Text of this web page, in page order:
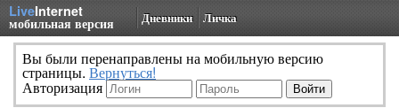
LiveInternet
мобильная версия Дневники Личка
Вы были перенаправлены на мобильную версию
страницы. Вернуться!
Авторизация